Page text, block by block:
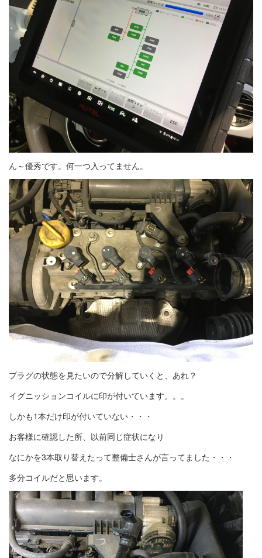
ん～優秀です。何一つ入ってません。
プラグの状態を見たいので分解していくと、あれ？
イグニッションコイルに印が付いています。。。
しかも1本だけ印が付いていない・・・
お客様に確認した所、以前同じ症状になり
なにかを3本取り替えたって整備士さんが言ってました・・・
多分コイルだと思います。